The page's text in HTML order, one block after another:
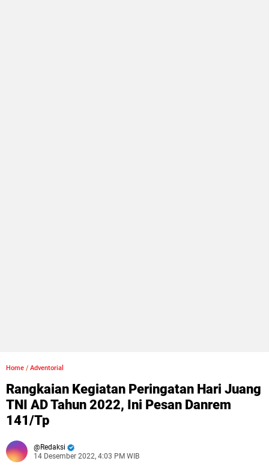
Home / Adventorial
Rangkaian Kegiatan Peringatan Hari Juang
TNI AD Tahun 2022, Ini Pesan Danrem
141/Tp
Redaksi
14 Desember 2022, 4:03 PM WIB